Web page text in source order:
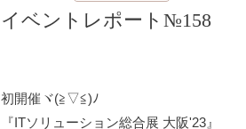
イベントレポート№158
初開催ヾ(≧▽≦)ﾉ
『ITソリューション総合展 大阪'23』